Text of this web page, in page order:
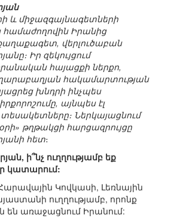
և միջազգայնագետների
Իրանից
վերլուծաբան
Իր զեկույցում
հայացքի ներքո,
հակամարտության
խնդրի ինչպես
այնպես էլ
Ներկայացնում
թղթակցի հարցազրույցը
հետ։
ի՞նչ ուղղությամբ եք
կատարում:
Կովկասի, Լեռնային
ուղղությամբ, որոնք
են առաջացնում Իրանում: